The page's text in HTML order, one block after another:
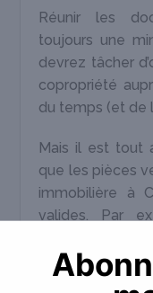
Réunir les
toujours une
devrez tâcher
copropriété
du temps (et de
Mais il est tout
que les pièces
immobilière à
valides. Par
des
voisin auto-